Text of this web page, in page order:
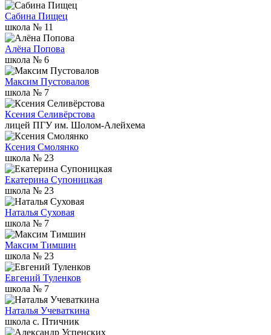
Сабина Пищец
школа № 11
Алёна Попова
школа № 6
Максим Пустовалов
школа № 7
Ксения Селивёрстова
лицей ПГУ им. Шолом-Алейхема
Ксения Смолянко
школа № 23
Екатерина Супоницкая
школа № 23
Наталья Суховая
школа № 7
Максим Тимшин
школа № 23
Евгений Туленков
школа № 7
Наталья Учеваткина
школа c. Птичник